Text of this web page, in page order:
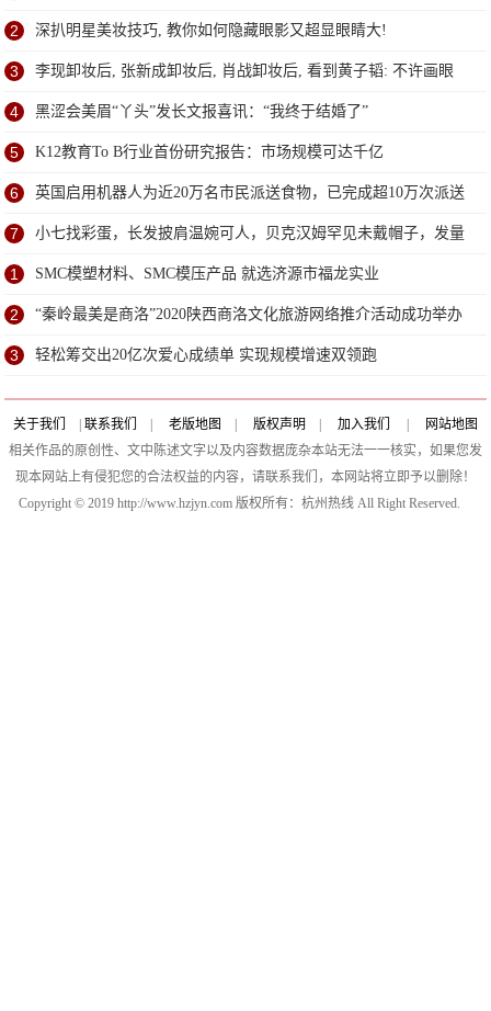
驭！
2 深扒明星美妆技巧, 教你如何隐藏眼影又超显眼睛大!
3 李现卸妆后, 张新成卸妆后, 肖战卸妆后, 看到黄子韬: 不许画眼
线
4 黑涩会美眉“丫头”发长文报喜讯：“我终于结婚了”
5 K12教育To B行业首份研究报告：市场规模可达千亿
6 英国启用机器人为近20万名市民派送食物，已完成超10万次派送
7 小七找彩蛋，长发披肩温婉可人，贝克汉姆罕见未戴帽子，发量
堪忧
1 SMC模塑材料、SMC模压产品 就选济源市福龙实业
2 “秦岭最美是商洛”2020陕西商洛文化旅游网络推介活动成功举办
3 轻松筹交出20亿次爱心成绩单 实现规模增速双领跑
关于我们 联系我们 老版地图 版权声明 加入我们
网站地图
相关作品的原创性、文中陈述文字以及内容数据庞杂本站无法一一核实，如果您发
现本网站上有侵犯您的合法权益的内容，请联系我们，本网站将立即予以删除！
Copyright © 2019 http://www.hzjyn.com 版权所有：杭州热线 All Right Reserved.